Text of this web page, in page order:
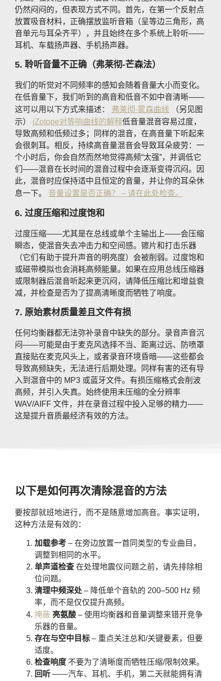
仍然闷闷的，但表现方式不同。首先，在第一个反射点
放置吸音材料，正确摆放监听音箱（呈等边三角形，高
音单元与耳朵齐平），并且始终在多个系统上聆听——
耳机、车载扬声器、手机扬声器。
5. 聆听音量不正确（弗莱彻-芒森法）
我们的听觉对不同频率的感知会随着音量大小而变化。
在低音量下，我们听到的高音和低音不如中音清晰——
这可以用以下方式来描述： 弗莱彻-蒙森曲线 （另见图
示） iZotope对等响曲线的解释低音量混音容易过度，
导致高频和低频过多；同样的混音，在高音量下听起来
会很刺耳。相反，持续高音量混音会导致耳朵疲劳：一
个小时后，你会自然而然地觉得高频“太强”，并调低它
们——混音在长时间的混音过程中会逐渐变得沉闷。因
此，混音时应保持适中且恒定的音量，并让你的耳朵休
息一下。 音量设置是否正确？ – 请在此处检查。
6. 过度压缩和过度饱和
过度压缩——尤其是在总线或单个主输出上——会压缩
瞬态，使混音失去冲击力和空间感。镲片和打击乐器
（它们有助于提升声音的明亮度）会被削弱。过度饱和
或磁带模拟也会消耗高频能量。如果在应用总线压缩器
或限制器后混音听起来更沉闷，请降低压缩比和增益衰
减，并检查是否为了提高清晰度而牺牲了响度。
7. 原始素材质量差且文件有损
任何均衡器都无法弥补录音中缺失的部分。录音声音沉
闷——可能是由于麦克风选择不当、距离过远、防喷罩
直接贴在麦克风头上，或者录音环境昏暗——这些都会
导致高频缺失，无法进行后期处理。同样有害的还有导
入到混音中的 MP3 或蓝牙文件。有损压缩格式会削波
高频，并引入失真。始终使用未压缩的全分辨率
WAV/AIFF 文件，并在录音过程中投入足够的精力——
这是提升音质最经济有效的方法。
以下是如何再次清除混音的方法
要按部就班地进行，而不是随意增加高音。事实证明，
这种方法是有效的：
加载参考 – 在旁边放置一首同类型的专业曲目，
调整到相同的水平。
单声道检查 在处理地震仪问题之前，请先排除相
位问题。
清理中频深处 – 降低单个音轨的 200–500 Hz 频
率，而不是仅仅提升高频。
掩蔽 亮氨酸 – 使用均衡器和音量调整来错开竞争
乐器的音量。
存在与空中目标 – 重点关注总和/关键要素，但要
适度。
检查响度 不要为了清晰度而牺牲压缩/限制效果。
回听 ——汽车、耳机、手机，第二天就能拥有清